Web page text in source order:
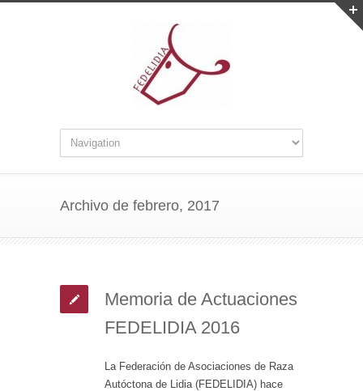
Archivo de febrero, 2017
Memoria de Actuaciones
FEDELIDIA 2016
La Federación de Asociaciones de Raza
Autóctona de Lidia (FEDELIDIA) hace